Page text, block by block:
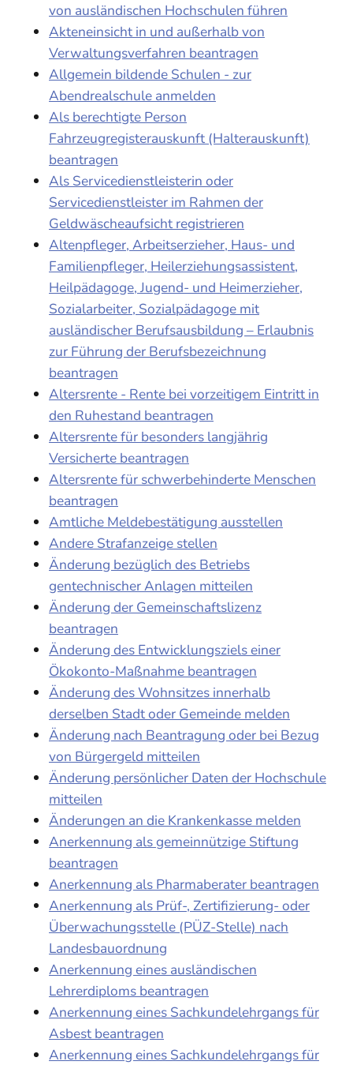
von ausländischen Hochschulen führen
Akteneinsicht in und außerhalb von
Verwaltungsverfahren beantragen
Allgemein bildende Schulen - zur
Abendrealschule anmelden
Als berechtigte Person
Fahrzeugregisterauskunft (Halterauskunft)
beantragen
Als Servicedienstleisterin oder
Servicedienstleister im Rahmen der
Geldwäscheaufsicht registrieren
Altenpfleger, Arbeitserzieher, Haus- und
Familienpfleger, Heilerziehungsassistent,
Heilpädagoge, Jugend- und Heimerzieher,
Sozialarbeiter, Sozialpädagoge mit
ausländischer Berufsausbildung – Erlaubnis
zur Führung der Berufsbezeichnung
beantragen
Altersrente - Rente bei vorzeitigem Eintritt in
den Ruhestand beantragen
Altersrente für besonders langjährig
Versicherte beantragen
Altersrente für schwerbehinderte Menschen
beantragen
Amtliche Meldebestätigung ausstellen
Andere Strafanzeige stellen
Änderung bezüglich des Betriebs
gentechnischer Anlagen mitteilen
Änderung der Gemeinschaftslizenz
beantragen
Änderung des Entwicklungsziels einer
Ökokonto-Maßnahme beantragen
Änderung des Wohnsitzes innerhalb
derselben Stadt oder Gemeinde melden
Änderung nach Beantragung oder bei Bezug
von Bürgergeld mitteilen
Änderung persönlicher Daten der Hochschule
mitteilen
Änderungen an die Krankenkasse melden
Anerkennung als gemeinnützige Stiftung
beantragen
Anerkennung als Pharmaberater beantragen
Anerkennung als Prüf-, Zertifizierung- oder
Überwachungsstelle (PÜZ-Stelle) nach
Landesbauordnung
Anerkennung eines ausländischen
Lehrerdiploms beantragen
Anerkennung eines Sachkundelehrgangs für
Asbest beantragen
Anerkennung eines Sachkundelehrgangs für